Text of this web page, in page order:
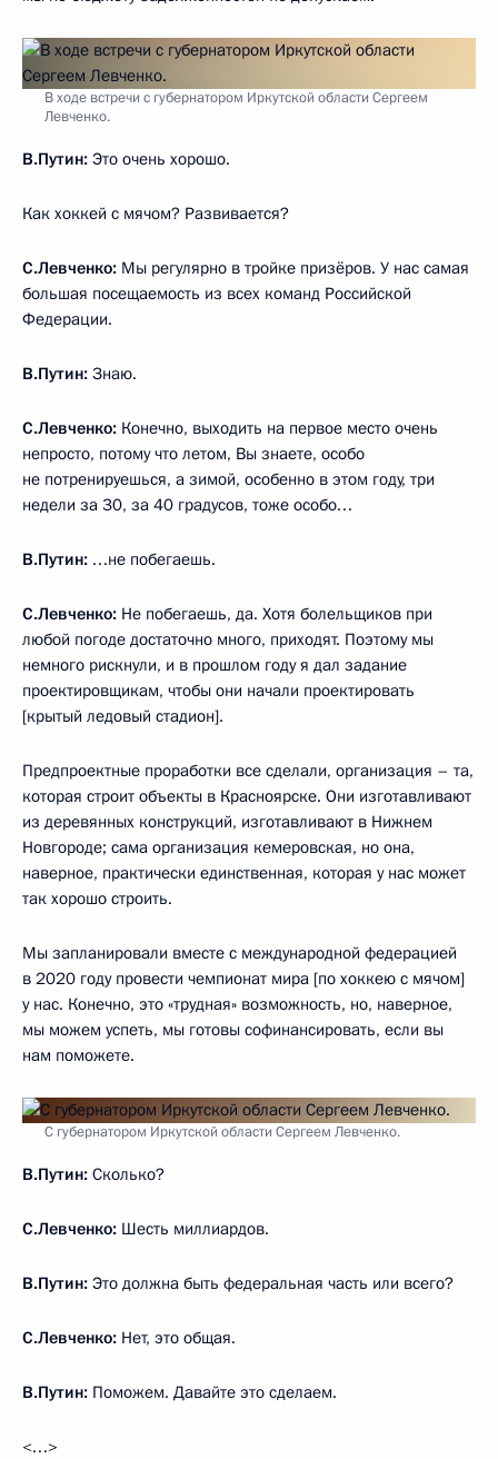
В ходе встречи с губернатором Иркутской области Сергеем
Левченко.
В.Путин: Это очень хорошо.
Как хоккей с мячом? Развивается?
С.Левченко: Мы регулярно в тройке призёров. У нас самая
большая посещаемость из всех команд Российской
Федерации.
В.Путин: Знаю.
С.Левченко: Конечно, выходить на первое место очень
непросто, потому что летом, Вы знаете, особо
не потренируешься, а зимой, особенно в этом году, три
недели за 30, за 40 градусов, тоже особо…
В.Путин: …не побегаешь.
С.Левченко: Не побегаешь, да. Хотя болельщиков при
любой погоде достаточно много, приходят. Поэтому мы
немного рискнули, и в прошлом году я дал задание
проектировщикам, чтобы они начали проектировать
[крытый ледовый стадион].
Предпроектные проработки все сделали, организация – та,
которая строит объекты в Красноярске. Они изготавливают
из деревянных конструкций, изготавливают в Нижнем
Новгороде; сама организация кемеровская, но она,
наверное, практически единственная, которая у нас может
так хорошо строить.
Мы запланировали вместе с международной федерацией
в 2020 году провести чемпионат мира [по хоккею с мячом]
у нас. Конечно, это «трудная» возможность, но, наверное,
мы можем успеть, мы готовы софинансировать, если вы
нам поможете.
С губернатором Иркутской области Сергеем Левченко.
В.Путин: Сколько?
С.Левченко: Шесть миллиардов.
В.Путин: Это должна быть федеральная часть или всего?
С.Левченко: Нет, это общая.
В.Путин: Поможем. Давайте это сделаем.
<…>